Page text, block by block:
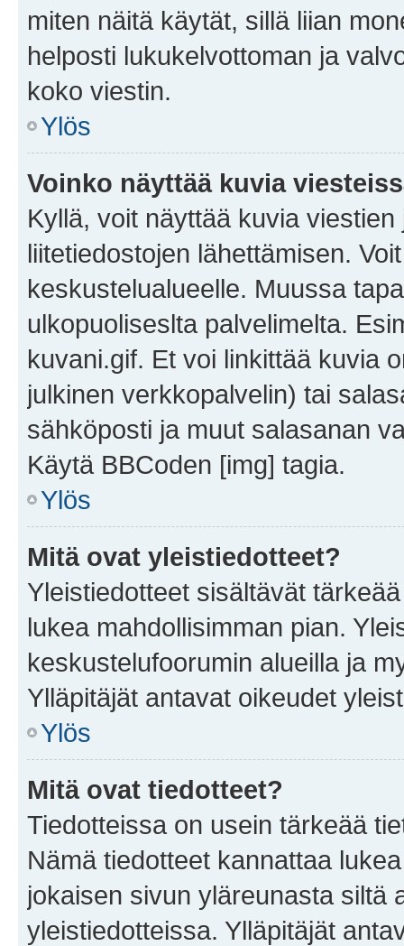
miten näitä käytät, sillä liian
helposti lukukelvottoman ja
koko viestin.
Ylös
Voinko näyttää kuvia
Kyllä, voit näyttää kuvia
liitetiedostojen lähettämisen.
keskustelualueelle. Muussa
ulkopuoliseslta palvelimelta.
kuvani.gif. Et voi linkittää kuvia
julkinen verkkopalvelin) tai
sähköposti ja muut salasanan
Käytä BBCoden [img] tagia.
Ylös
Mitä ovat yleistiedotteet?
Yleistiedotteet sisältävät
lukea mahdollisimman pian.
keskustelufoorumin alueilla ja
Ylläpitäjät antavat oikeudet
Ylös
Mitä ovat tiedotteet?
Tiedotteissa on usein tärkeää
Nämä tiedotteet kannattaa
jokaisen sivun yläreunasta siltä
yleistiedotteissa. Ylläpitäjät